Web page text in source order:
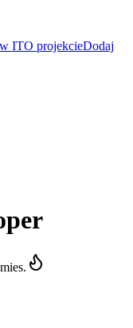
ITO projekcieDodaj
mies.